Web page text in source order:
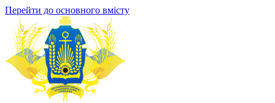
Перейти до основного вмісту